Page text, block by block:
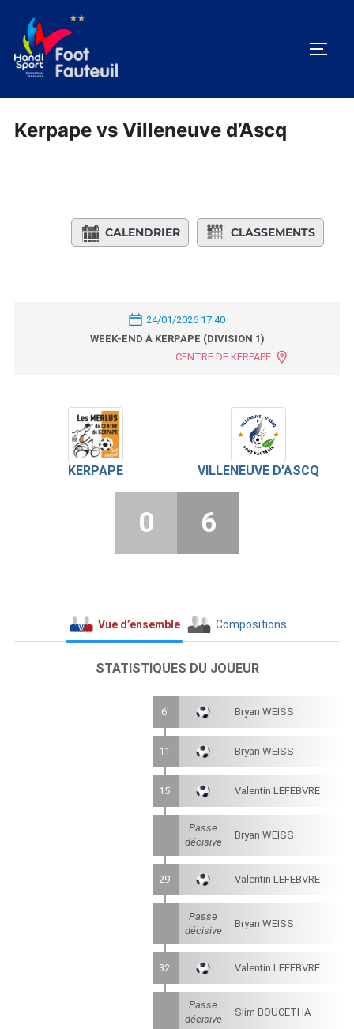
contenu
Kerpape vs Villeneuve d’Ascq
CALENDRIER CLASSEMENTS
24/01/2026 17:40
WEEK-END À KERPAPE (DIVISION 1)
CENTRE DE KERPAPE
KERPAPE VILLENEUVE D’ASCQ
0 6
Vue d’ensemble Compositions
STATISTIQUES DU JOUEUR
6' Bryan WEISS
11' Bryan WEISS
15' Valentin LEFEBVRE
Passe
décisive
Bryan WEISS
29' Valentin LEFEBVRE
Passe
décisive
Bryan WEISS
32' Valentin LEFEBVRE
Passe
décisive
Slim BOUCETHA